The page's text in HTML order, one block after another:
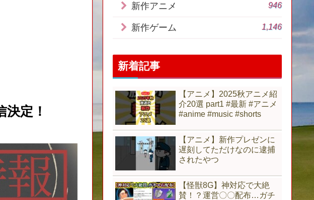
定！
新作アニメ 946
新作ゲーム 1,146
新着記事
【アニメ】2025秋アニメ紹
介20選 part1 #最新 #アニメ
#anime #music #shorts
【アニメ】新作プレゼンに
遅刻してただけなのに逮捕
されたやつ
【怪獣8G】神対応で大絶
賛！？運営〇〇配布…ガチ